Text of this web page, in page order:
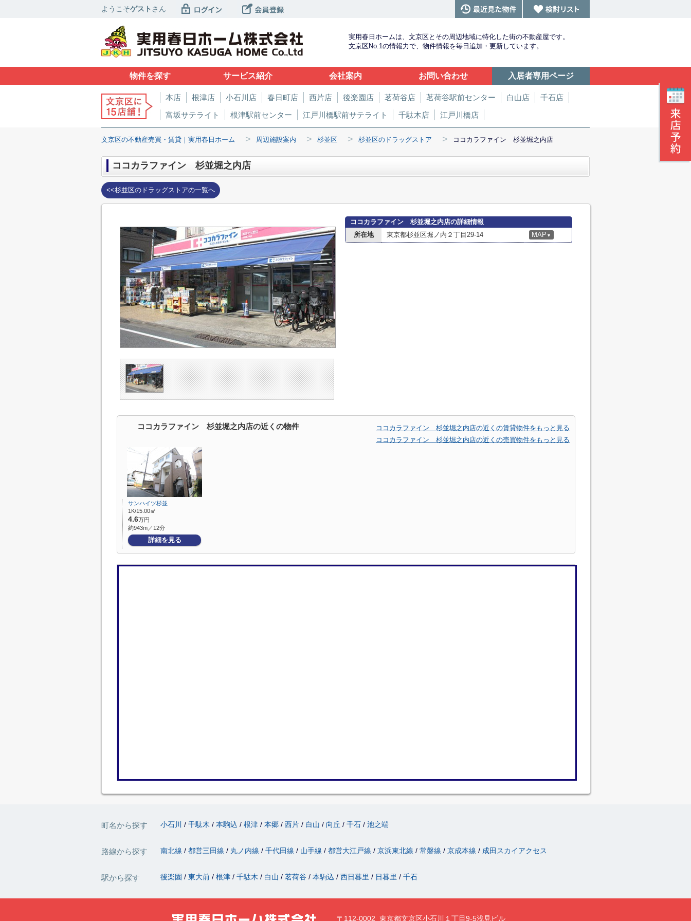
ようこそゲスト さん
実用春日ホームは、文京区とその周辺地域に特化した街の不動産屋です。
文京区No.1の情報力で、物件情報を毎日追加・更新しています。
物件を探す サービス紹介 会社案内 お問い合わせ 入居者専用ページ
本店 根津店 小石川店 春日町店 西片店 後楽園店 茗荷谷店 茗荷谷駅前センター 白山店
千石店
富坂サテライト
根津駅前センター 江戸川橋駅前サテライト 千駄木店 江戸川橋店
文京区の不動産売買・賃貸｜実用春日ホーム > 周辺施設案内 > 杉並区 > 杉並区のドラッグストア > ココカラファイン 杉並堀之内店
ココカラファイン 杉並堀之内店
<<杉並区のドラッグストアの一覧へ
ココカラファイン 杉並堀之内店の詳細情報
所在地
東京都杉並区堀ノ内２丁目29-14 MAP ▼
ココカラファイン 杉並堀之内店の近くの物件
ココカラファイン 杉並堀之内店の近くの賃貸物件をもっと見る
ココカラファイン 杉並堀之内店の近くの売買物件をもっと見る
サンハイツ杉並
1K/15.00㎡
4.6万円
約943m／12分
詳細を見る
町名から探す 小石川 千駄木 本駒込 根津 本郷 西片 白山 向丘 千石 池之端
路線から探す 南北線 都営三田線 丸ノ内線 千代田線 山手線 都営大江戸線 京浜東北線 常磐線 京成本線 成田スカイアクセス
駅から探す 後楽園 東大前 根津 千駄木 白山 茗荷谷 本駒込 西日暮里 日暮里 千石
〒112-0002 東京都文京区小石川１丁目9-5浅見ビル